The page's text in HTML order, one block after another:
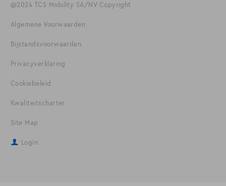
@2024 TCS Mobility SA/NV Copyright
Algemene Voorwaarden
Bijstandsvoorwaarden
Privacyverklaring
Cookiebeleid
Kwaliteitscharter
Site Map
Login